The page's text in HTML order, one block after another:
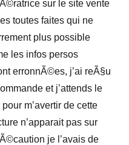
sur le site vente
toutes faites qui ne
plus possible
les infos persos
erronnÃ©es, j’ai reÃ§u
et j’attends le
m’avertir de cette
n’apparait pas sur
je l’avais de